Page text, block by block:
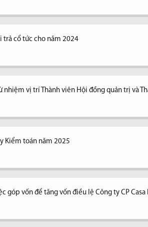
trả cổ tức cho năm 2024
nhiệm vị trí Thành viên Hội đồng quản trị và
Kiểm toán năm 2025
góp vốn để tăng vốn điều lệ Công ty CP Casa